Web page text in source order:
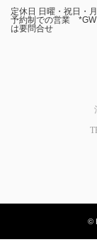
定休日 日曜・祝日・
予約制での営業 *GW
は要問合せ
©